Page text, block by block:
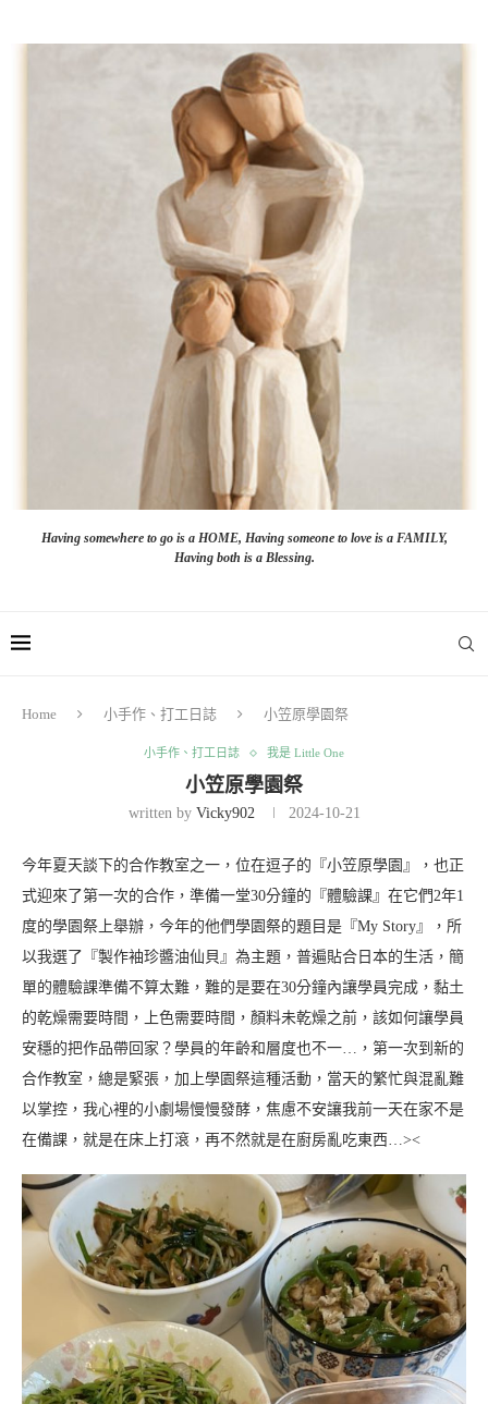
Having somewhere to go is a HOME, Having someone to love is a FAMILY,
Having both is a Blessing.
Home 小手作、打工日誌 小笠原學園祭
小手作、打工日誌 我是 Little One
小笠原學園祭
written by Vicky902 2024-10-21
今年夏天談下的合作教室之一，位在逗子的『小笠原學園』，也正
式迎來了第一次的合作，準備一堂30分鐘的『體驗課』在它們2年1
度的學園祭上舉辦，今年的他們學園祭的題目是『My Story』，所
以我選了『製作袖珍醬油仙貝』為主題，普遍貼合日本的生活，簡
單的體驗課準備不算太難，難的是要在30分鐘內讓學員完成，黏土
的乾燥需要時間，上色需要時間，顏料未乾燥之前，該如何讓學員
安穩的把作品帶回家？學員的年齡和層度也不一…，第一次到新的
合作教室，總是緊張，加上學園祭這種活動，當天的繁忙與混亂難
以掌控，我心裡的小劇場慢慢發酵，焦慮不安讓我前一天在家不是
在備課，就是在床上打滾，再不然就是在廚房亂吃東西…><